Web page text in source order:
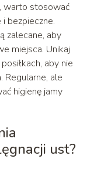
warto stosować
bezpieczne.
zalecane, aby
miejsca. Unikaj
aby nie
Regularne, ale
higienę jamy
ust?